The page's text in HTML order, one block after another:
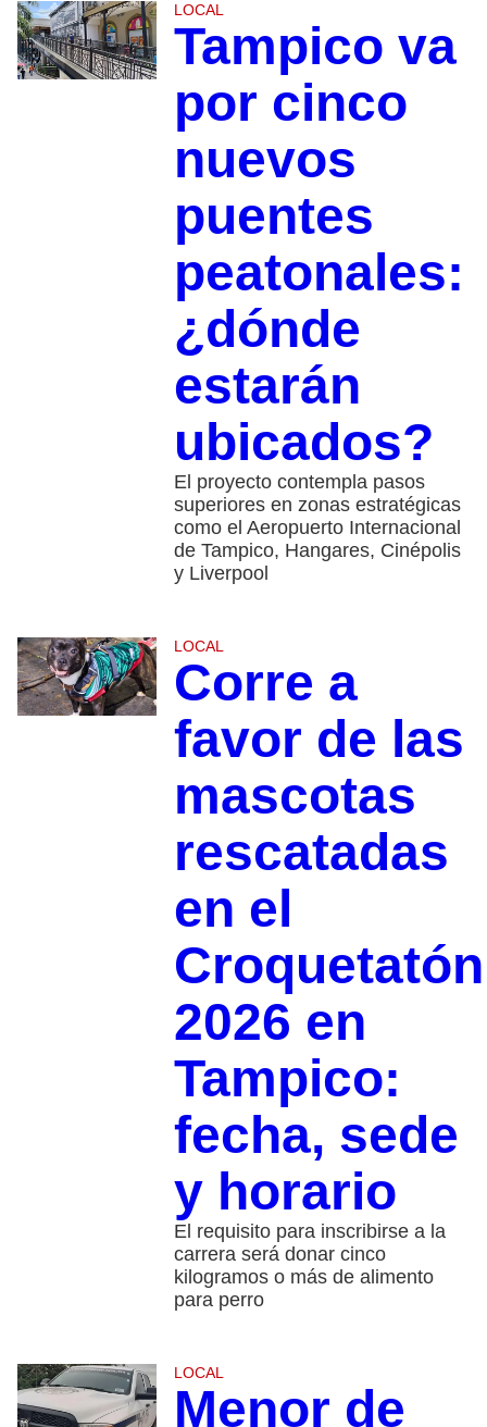
LOCAL
Tampico va
por cinco
nuevos
puentes
peatonales:
¿dónde
estarán
ubicados?
El proyecto contempla pasos
superiores en zonas estratégicas
como el Aeropuerto Internacional
de Tampico, Hangares, Cinépolis
y Liverpool
LOCAL
Corre a
favor de las
mascotas
rescatadas
en el
Croquetatón
2026 en
Tampico:
fecha, sede
y horario
El requisito para inscribirse a la
carrera será donar cinco
kilogramos o más de alimento
para perro
LOCAL
Menor de